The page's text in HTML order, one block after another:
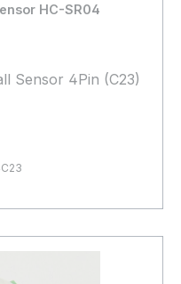
HC-SR04
Ultraschall Sensor 4Pin (C23)